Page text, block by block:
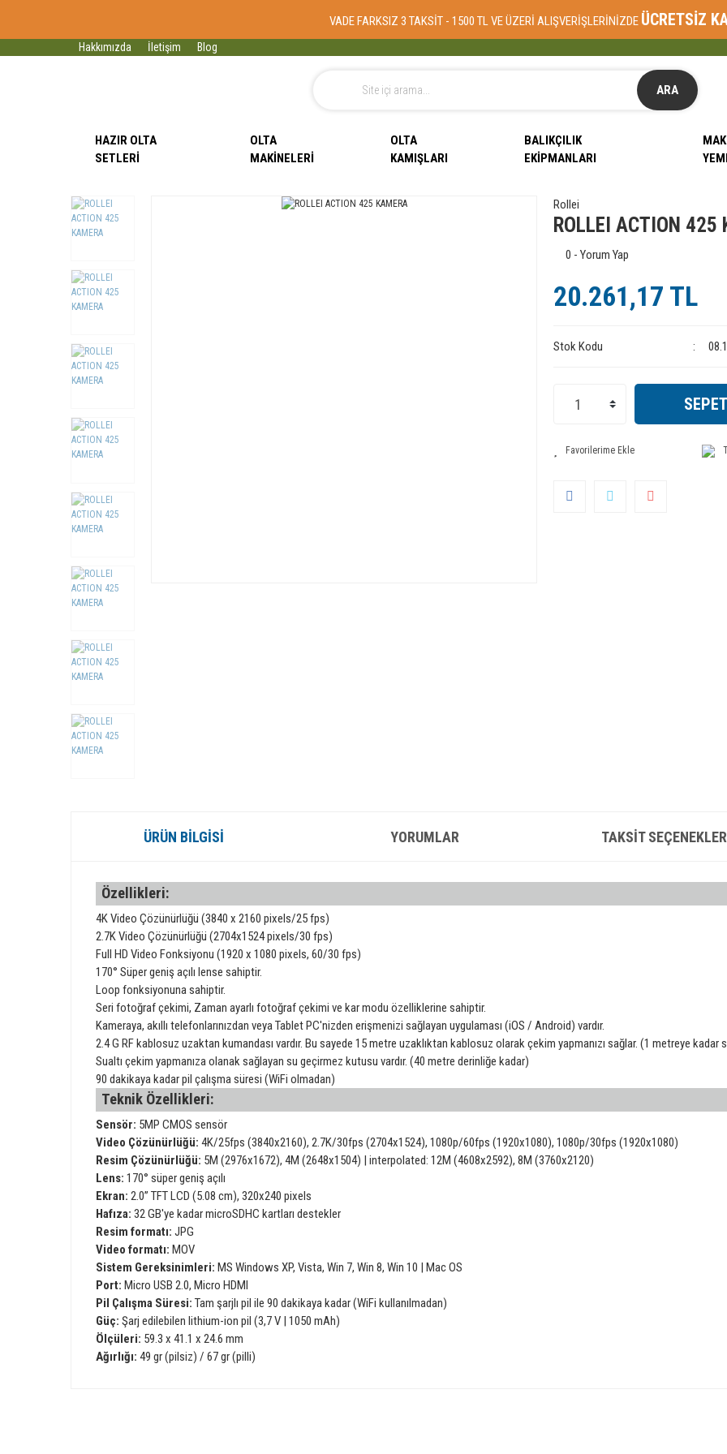
VADE FARKSIZ 3 TAKSİT - 1500 TL VE ÜZERİ ALIŞVERİŞLERİNİZDE ÜCRETSİZ
Hakkımızda İletişim Blog
ARA
HAZIR OLTA
SETLERI
OLTA
MAKINELERI
OLTA
KAMIŞLARI
BALIKÇILIK
EKIPMANLARI
Rollei
ROLLEI ACTION 425
0 - Yorum Yap
20.261,17 TL
Stok Kodu
ÜRÜN BILGISI YORUMLAR TAKSIT
Özellikleri:
4K Video Çözünürlüğü (3840 x 2160 pixels/25 fps)
2.7K Video Çözünürlüğü (2704x1524 pixels/30 fps)
Full HD Video Fonksiyonu (1920 x 1080 pixels, 60/30 fps)
170° Süper geniş açılı lense sahiptir.
Loop fonksiyonuna sahiptir.
Seri fotoğraf çekimi, Zaman ayarlı fotoğraf çekimi ve kar modu özelliklerine sahiptir.
Kameraya, akıllı telefonlarınızdan veya Tablet PC'nizden erişmenizi sağlayan uygulaması (iOS / Android) vardır.
2.4 G RF kablosuz uzaktan kumandası vardır. Bu sayede 15 metre uzaklıktan kablosuz olarak çekim yapmanızı sağlar. (1 metreye kadar
Sualtı çekim yapmanıza olanak sağlayan su geçirmez kutusu vardır. (40 metre derinliğe kadar)
90 dakikaya kadar pil çalışma süresi (WiFi olmadan)
Teknik Özellikleri:
Sensör: 5MP CMOS sensör
Video Çözünürlüğü: 4K/25fps (3840x2160), 2.7K/30fps (2704x1524), 1080p/60fps (1920x1080), 1080p/30fps (1920x1080)
Resim Çözünürlüğü: 5M (2976x1672), 4M (2648x1504) | interpolated: 12M (4608x2592), 8M (3760x2120)
Lens: 170° süper geniş açılı
Ekran: 2.0’’ TFT LCD (5.08 cm), 320x240 pixels
Hafıza: 32 GB'ye kadar microSDHC kartları destekler
Resim formatı: JPG
Video formatı: MOV
Sistem Gereksinimleri: MS Windows XP, Vista, Win 7, Win 8, Win 10 | Mac OS
Port: Micro USB 2.0, Micro HDMI
Pil Çalışma Süresi: Tam şarjlı pil ile 90 dakikaya kadar (WiFi kullanılmadan)
Güç: Şarj edilebilen lithium-ion pil (3,7 V | 1050 mAh)
Ölçüleri: 59.3 x 41.1 x 24.6 mm
Ağırlığı: 49 gr (pilsiz) / 67 gr (pilli)